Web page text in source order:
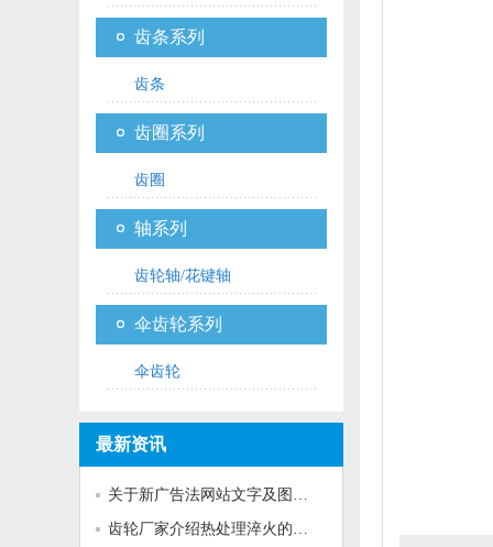
齿条系列
齿条
齿圈系列
齿圈
轴系列
齿轮轴/花键轴
伞齿轮系列
伞齿轮
最新资讯
关于新广告法网站文字及图片的...
齿轮厂家介绍热处理淬火的基本...